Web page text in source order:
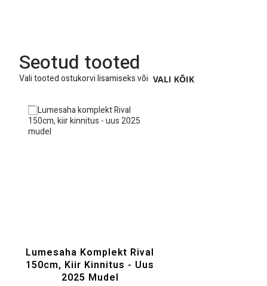
Seotud tooted
Vali tooted ostukorvi lisamiseks või VALI KÕIK
Lumesaha Komplekt Rival
150cm, Kiir Kinnitus - Uus
2025 Mudel